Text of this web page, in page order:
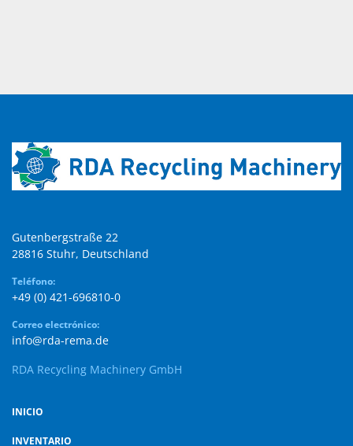
Gutenbergstraße 22
28816 Stuhr, Deutschland
Teléfono:
+49 (0) 421-696810-0
Correo electrónico:
info@rda-rema.de
RDA Recycling Machinery GmbH
INICIO
INVENTARIO